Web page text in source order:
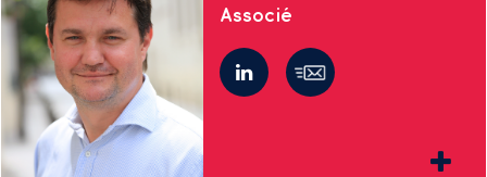
Associé